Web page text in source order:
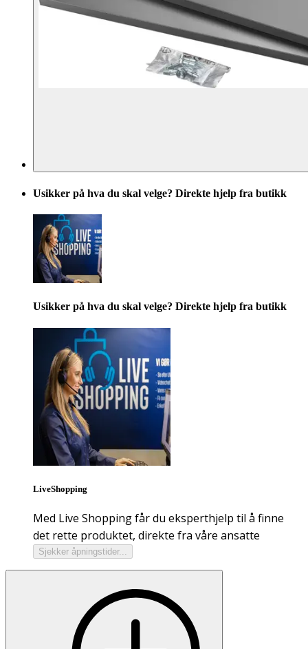
Usikker på hva du skal velge? Direkte hjelp fra butikk
Usikker på hva du skal velge? Direkte hjelp fra butikk
LiveShopping
Med Live Shopping får du eksperthjelp til å finne
det rette produktet, direkte fra våre ansatte
Sjekker åpningstider...